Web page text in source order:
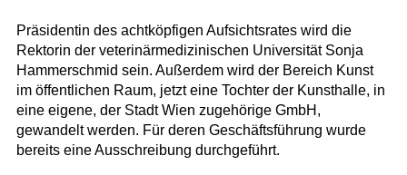
Präsidentin des achtköpfigen Aufsichtsrates wird die
Rektorin der veterinärmedizinischen Universität Sonja
Hammerschmid sein. Außerdem wird der Bereich Kunst
im öffentlichen Raum, jetzt eine Tochter der Kunsthalle, in
eine eigene, der Stadt Wien zugehörige GmbH,
gewandelt werden. Für deren Geschäftsführung wurde
bereits eine Ausschreibung durchgeführt.